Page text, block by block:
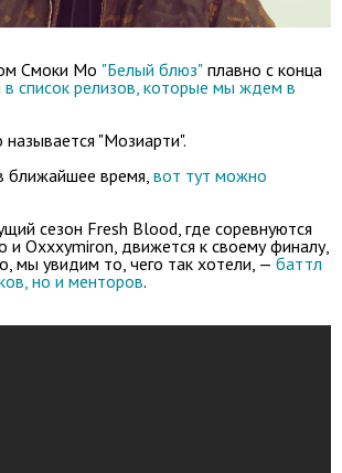
Смоки Мо "Белый блюз" плавно с конца
в список релизов, которые мы ждем в
называется "Мозиарти".
ближайшее время, вот тут можно
сезон Fresh Blood, где соревнуются
Oxxxymiron, движется к своему финалу,
мы увидим то, чего так хотели, —баттл
но и менторов.